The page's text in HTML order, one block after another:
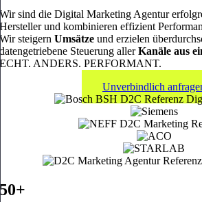
Wir sind dieDigital Marketing Agentur
Hersteller und kombinieren effizient
WirsteigernUmsätze und erzielen
datengetriebene SteuerungallerKanäle aus
ECHT. ANDERS. PERFORMANT.
Unverbindlich
50+